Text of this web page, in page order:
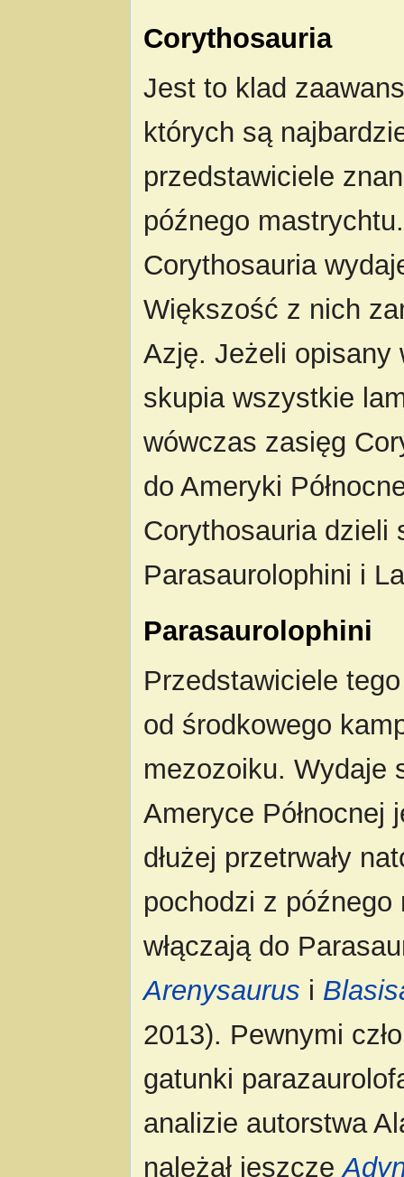
Corythosauria
Jest to klad
których są
przedstawiciele
późnego
Corythosauria
Większość z nich
Azję. Jeżeli opisany
skupia wszystkie
wówczas zasięg
do Ameryki
Corythosauria dzieli
Parasaurolophini i
Parasaurolophini
Przedstawiciele
od środkowego
mezozoiku. Wydaje
Ameryce Północnej
dłużej przetrwały
pochodzi z
włączają do
Arenysaurus i
2013). Pewnymi
gatunki
analizie autorstwa
należał jeszcze